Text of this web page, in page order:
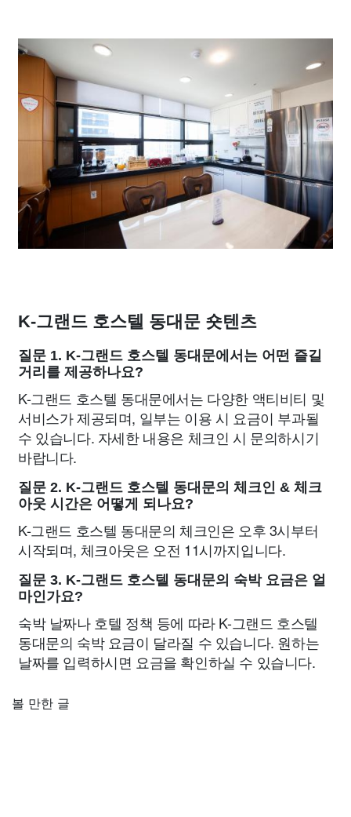
K-그랜드 호스텔 동대문 숏텐츠
질문 1. K-그랜드 호스텔 동대문에서는 어떤 즐길
거리를 제공하나요?
K-그랜드 호스텔 동대문에서는 다양한 액티비티 및
서비스가 제공되며, 일부는 이용 시 요금이 부과될
수 있습니다. 자세한 내용은 체크인 시 문의하시기
바랍니다.
질문 2. K-그랜드 호스텔 동대문의 체크인 & 체크
아웃 시간은 어떻게 되나요?
K-그랜드 호스텔 동대문의 체크인은 오후 3시부터
시작되며, 체크아웃은 오전 11시까지입니다.
질문 3. K-그랜드 호스텔 동대문의 숙박 요금은 얼
마인가요?
숙박 날짜나 호텔 정책 등에 따라 K-그랜드 호스텔
동대문의 숙박 요금이 달라질 수 있습니다. 원하는
날짜를 입력하시면 요금을 확인하실 수 있습니다.
볼 만한 글